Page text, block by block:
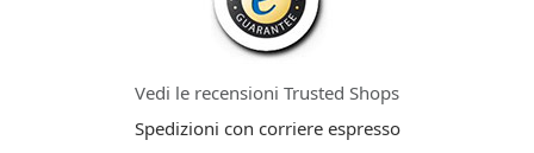
Vedi le recensioni Trusted Shops
Spedizioni con corriere espresso